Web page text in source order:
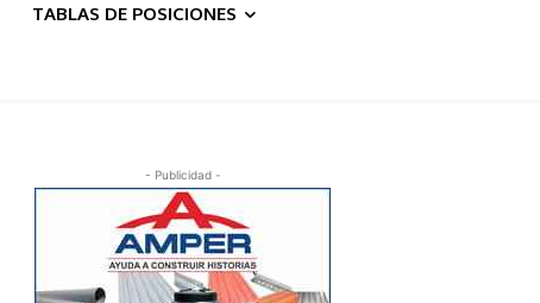
TABLAS DE POSICIONES
- Publicidad -